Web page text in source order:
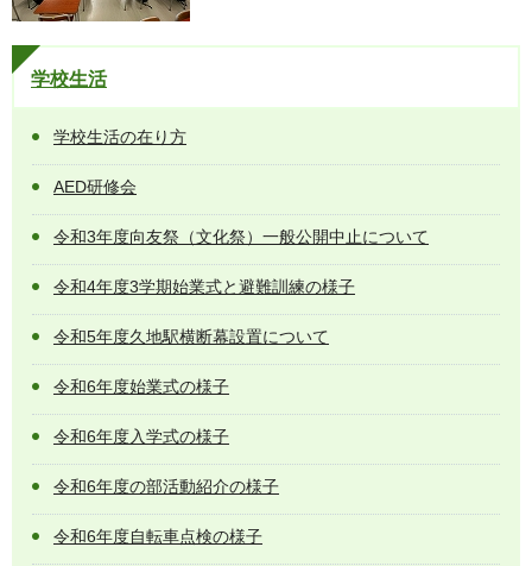
学校生活
学校生活の在り方
AED研修会
令和3年度向友祭（文化祭）一般公開中止について
令和4年度3学期始業式と避難訓練の様子
令和5年度久地駅横断幕設置について
令和6年度始業式の様子
令和6年度入学式の様子
令和6年度の部活動紹介の様子
令和6年度自転車点検の様子